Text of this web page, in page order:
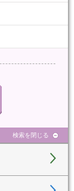
検索を閉じる